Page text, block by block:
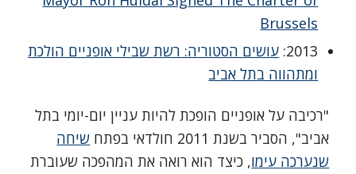
Brussels
2013
: עושים הסטוריה: רשת שבילי אופניים הולכת
ומתהווה בתל אביב
"רכיבה על אופניים הופכת להיות עניין יום-יומי בתל
אביב", הסביר בשנת 2011 חולדאי בפתח
שיחה
שנערכה עימו, כיצד הוא רואה את המהפכה שעוברת